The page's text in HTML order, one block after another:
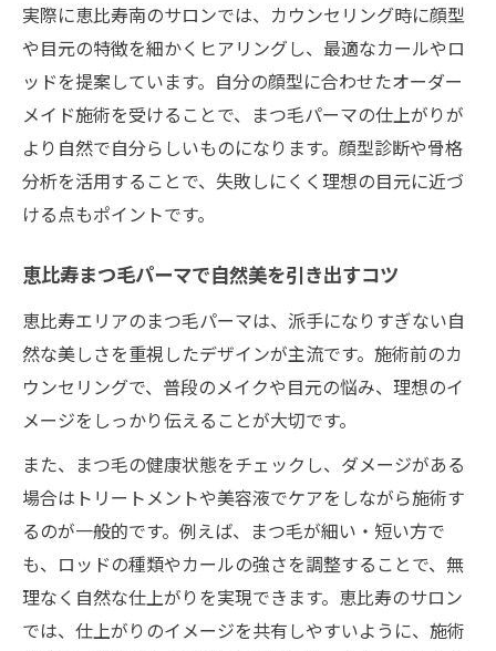
実際に恵比寿南のサロンでは、カウンセリング時に顔型
や目元の特徴を細かくヒアリングし、最適なカールやロ
ッドを提案しています。自分の顔型に合わせたオーダー
メイド施術を受けることで、まつ毛パーマの仕上がりが
より自然で自分らしいものになります。顔型診断や骨格
分析を活用することで、失敗しにくく理想の目元に近づ
ける点もポイントです。
恵比寿まつ毛パーマで自然美を引き出すコツ
恵比寿エリアのまつ毛パーマは、派手になりすぎない自
然な美しさを重視したデザインが主流です。施術前のカ
ウンセリングで、普段のメイクや目元の悩み、理想のイ
メージをしっかり伝えることが大切です。
また、まつ毛の健康状態をチェックし、ダメージがある
場合はトリートメントや美容液でケアをしながら施術す
るのが一般的です。例えば、まつ毛が細い・短い方で
も、ロッドの種類やカールの強さを調整することで、無
理なく自然な仕上がりを実現できます。恵比寿のサロン
では、仕上がりのイメージを共有しやすいように、施術